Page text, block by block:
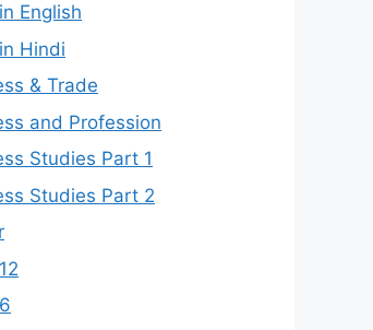
English
Hindi
& Trade
and Profession
Studies Part 1
Studies Part 2